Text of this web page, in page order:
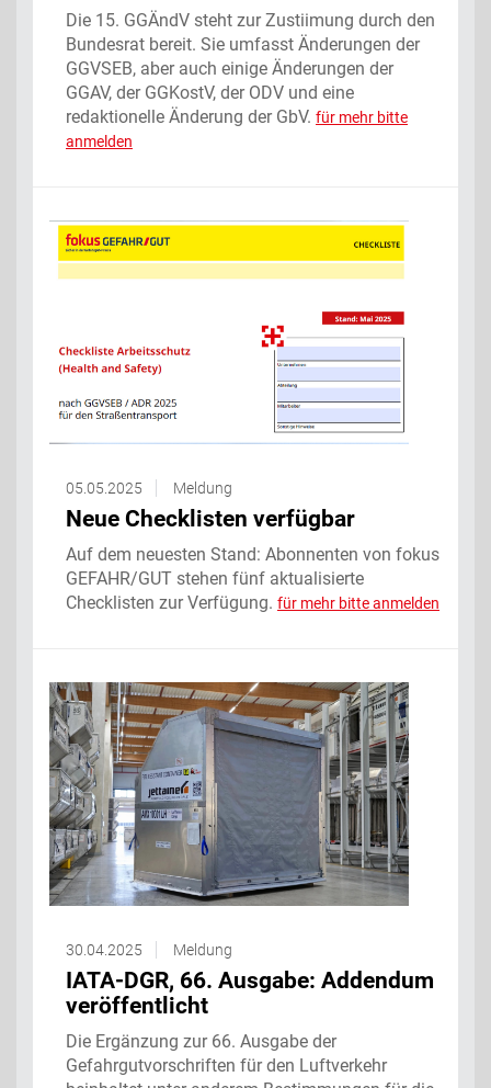
Die 15. GGÄndV steht zur Zustiimung durch den
Bundesrat bereit. Sie umfasst Änderungen der
GGVSEB, aber auch einige Änderungen der
GGAV, der GGKostV, der ODV und eine
redaktionelle Änderung der GbV. für mehr bitte
anmelden
05.05.2025 Meldung
Neue Checklisten verfügbar
Auf dem neuesten Stand: Abonnenten von fokus
GEFAHR/GUT stehen fünf aktualisierte
Checklisten zur Verfügung. für mehr bitte anmelden
30.04.2025 Meldung
IATA-DGR, 66. Ausgabe: Addendum
veröffentlicht
Die Ergänzung zur 66. Ausgabe der
Gefahrgutvorschriften für den Luftverkehr